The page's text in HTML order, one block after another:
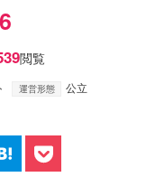
閲覧
運営形態 公立